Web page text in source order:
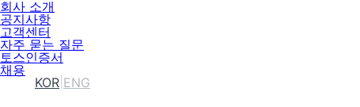
회사 소개
공지사항
고객센터
자주 묻는 질문
토스인증서
채용
KOR ENG